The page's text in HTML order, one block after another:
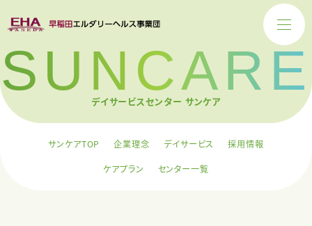
SUNCARE
デイサービスセンター サンケア
サンケアTOP 企業理念 デイサービス
採用情報
ケアプラン
センター一覧